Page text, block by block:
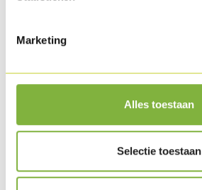
Marketing
Alles toestaan
Selectie toestaan